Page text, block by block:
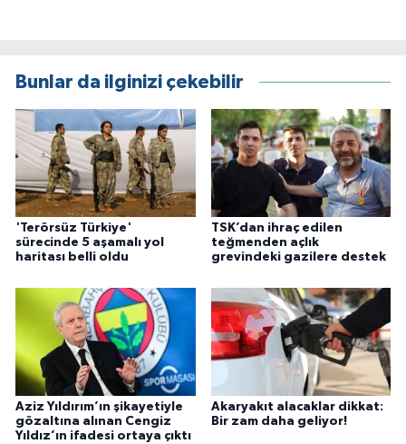
Bunlar da ilginizi çekebilir
'Terörsüz Türkiye'
sürecinde 5 aşamalı yol
haritası belli oldu
TSK’dan ihraç edilen
teğmenden açlık
grevindeki gazilere destek
Aziz Yıldırım’ın şikayetiyle
gözaltına alınan Cengiz
Yıldız’ın ifadesi ortaya çıktı
Akaryakıt alacaklar dikkat:
Bir zam daha geliyor!